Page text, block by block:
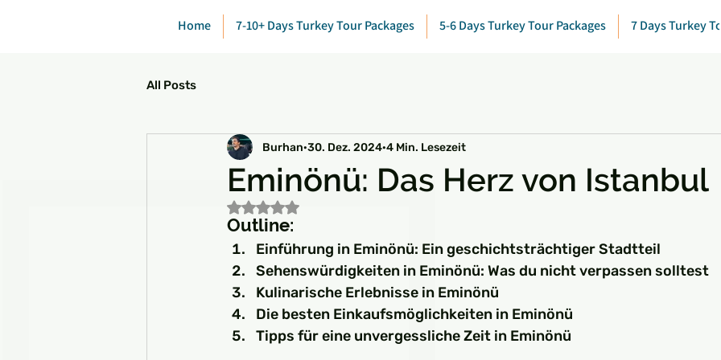
Home 7-10+ Days Turkey Tour Packages 5-6 Days Turkey Tour Packages 7 Days Turkey
All Posts
Eminönü: Das Herz von Istanbul
Burhan 30. Dez. 2024 4 Min. Lesezeit
Mit NaN von 5 Sternen bewertet.
Outline:
Einführung in Eminönü: Ein geschichtsträchtiger Stadtteil
Sehenswürdigkeiten in Eminönü: Was du nicht verpassen solltest
Kulinarische Erlebnisse in Eminönü
Die besten Einkaufsmöglichkeiten in Eminönü
Tipps für eine unvergessliche Zeit in Eminönü